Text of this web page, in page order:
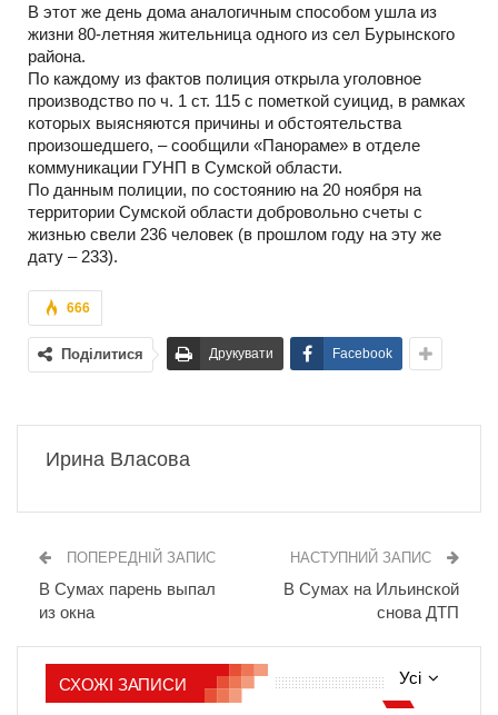
В этот же день дома аналогичным способом ушла из
жизни 80-летняя жительница одного из сел Бурынского
района.
По каждому из фактов полиция открыла уголовное
производство по ч. 1 ст. 115 с пометкой суицид, в рамках
которых выясняются причины и обстоятельства
произошедшего, – сообщили «Панораме» в отделе
коммуникации ГУНП в Сумской области.
По данным полиции, по состоянию на 20 ноября на
территории Сумской области добровольно счеты с
жизнью свели 236 человек (в прошлом году на эту же
дату – 233).
666
Поділитися Друкувати Facebook
Ирина Власова
ПОПЕРЕДНІЙ ЗАПИС
В Сумах парень выпал
из окна
НАСТУПНИЙ ЗАПИС
В Сумах на Ильинской
снова ДТП
Усі
СХОЖІ ЗАПИСИ